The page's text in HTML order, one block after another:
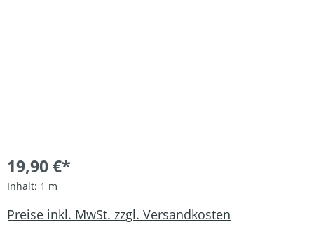
19,90 €*
Inhalt: 1 m
Preise inkl. MwSt. zzgl. Versandkosten